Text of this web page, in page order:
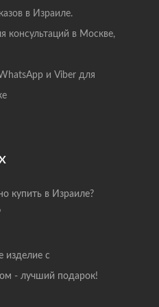
в Израиле.
консультаций в Москве,
и Viber для
купить в Израиле?
изделие с
- лучший подарок!